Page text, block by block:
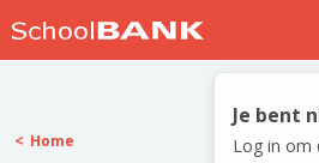
Nostalgische
Log in
Meld je gratis
Je bent
Log in om
Home